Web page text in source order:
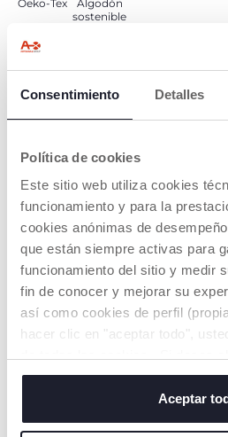
Consentimiento Detalles
Política de cookies
Este sitio web utiliza cookies
funcionamiento y para la
cookies anónimas de
que están siempre activas para
funcionamiento del sitio y medir
fin de conocer y mejorar su
así como cookies de perfil
hacer clic en "aceptar todo",
o cambiar o revocar el
algunas cookies, haga clic en
cerrar este banner, usted
Aceptar
Oeko-Tex
Algodón
sostenible
DETALLES DEL PRODUCTO
ADVERTENCIAS E
NUESTRO ALGODÓN ES...
Algodón cultivado de acuerdo
objetivo es poner en el mercado
certificado cultivado siguiendo
hacerlo SOSTENIBLE, tanto
medioambiental como
Toda la cadena de suministro y
sigue las mismas medidas de